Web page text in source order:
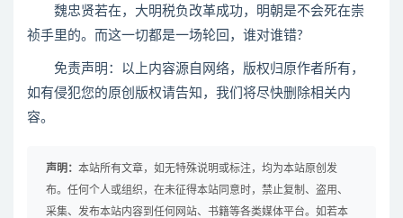
魏忠贤若在，大明税负改革成功，明朝是不会死在崇
祯手里的。而这一切都是一场轮回，谁对谁错?
免责声明：以上内容源自网络，版权归原作者所有，
如有侵犯您的原创版权请告知，我们将尽快删除相关内
容。
声明： 本站所有文章，如无特殊说明或标注，均为本站原创发
布。任何个人或组织，在未征得本站同意时，禁止复制、盗用、
采集、发布本站内容到任何网站、书籍等各类媒体平台。如若本